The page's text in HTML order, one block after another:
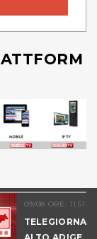
ORE: 11.51